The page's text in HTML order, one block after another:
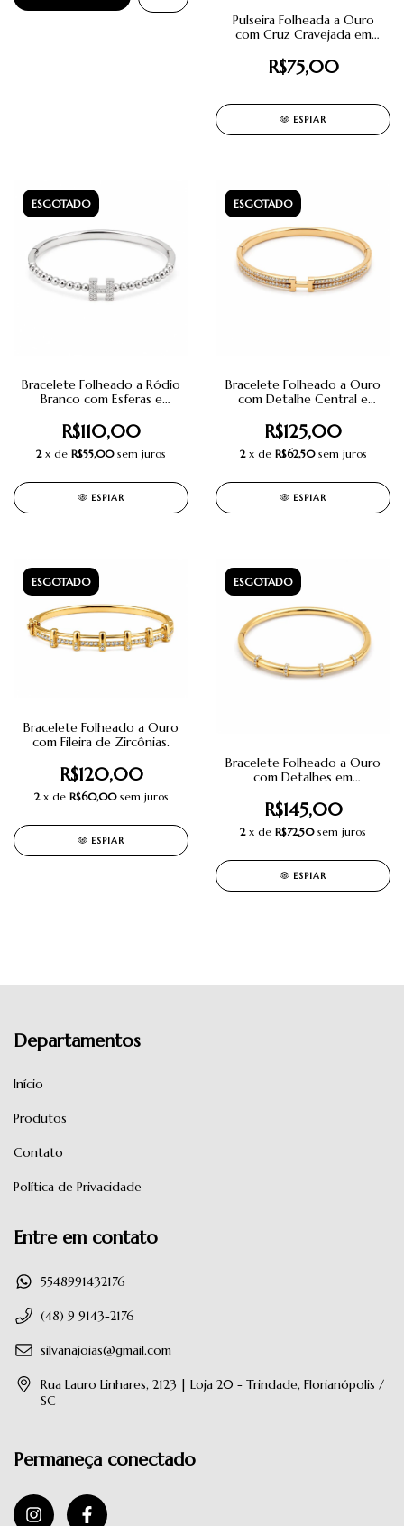
Pulseira Folheada a Ouro
com Cruz Cravejada em
R$75,00
ESPIAR
ESGOTADO
Bracelete Folheado a Ródio
Branco com Esferas e
R$110,00
2 x de R$55,00 sem juros
ESPIAR
ESGOTADO
Bracelete Folheado a Ouro
com Detalhe Central e
R$125,00
2 x de R$62,50 sem juros
ESPIAR
ESGOTADO
Bracelete Folheado a Ouro
com Fileira de Zircônias.
R$120,00
2 x de R$60,00 sem juros
ESPIAR
ESGOTADO
Bracelete Folheado a Ouro
com Detalhes em
R$145,00
2 x de R$72,50 sem juros
ESPIAR
Departamentos
Início
Produtos
Contato
Política de Privacidade
Entre em contato
5548991432176
(48) 9 9143-2176
silvanajoias@gmail.com
Rua Lauro Linhares, 2123 | Loja 20 - Trindade, Florianópolis /
SC
Permaneça conectado